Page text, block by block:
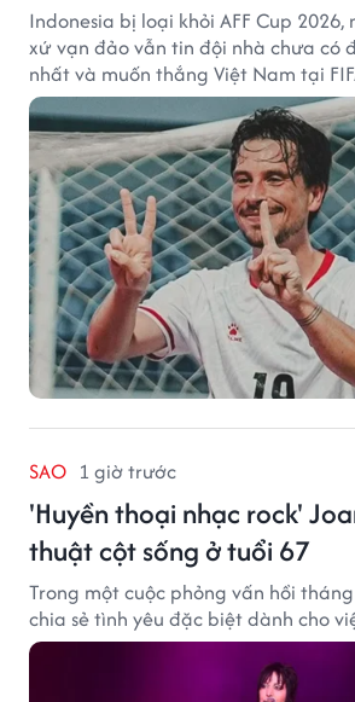
Indonesia bị loại khỏi AFF Cup
xứ vạn đảo vẫn tin đội nhà chưa có
nhất và muốn thắng Việt Nam tại
2026.
SAO 1 giờ trước
'Huyền thoại nhạc rock'
thuật cột sống ở tuổi 67
Trong một cuộc phỏng vấn hồi
chia sẻ tình yêu đặc biệt dành cho